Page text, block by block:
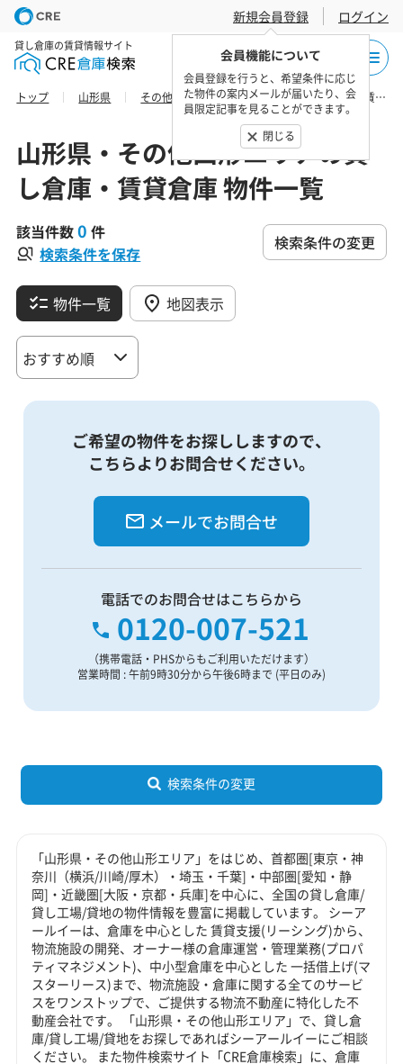
新規会員登録
会員機能について
会員登録を行うと、希望条件に応じ
た物件の案内メールが届いたり、会
員限定記事を見ることができます。
閉じる
ログイン
貸し倉庫の賃貸情報サイト
トップ 山形県 その他山形エリア 東村山郡の貸し倉庫・賃貸倉庫 物件一覧
山形県・その他山形エリアの貸
し倉庫・賃貸倉庫 物件一覧
該当件数0 件
検索条件を保存
検索条件の変更
物件一覧 地図表示
ご希望の物件をお探ししますので、
こちらよりお問合せください。
メールでお問合せ
電話でのお問合せはこちらから
0120-007-521
（携帯電話・PHSからもご利用いただけます）
営業時間 : 午前9時30分から午後6時まで (平日のみ)
検索条件の変更
「山形県・その他山形エリア」をはじめ、首都圏[東京・神
奈川（横浜/川崎/厚木）・埼玉・千葉]・中部圏[愛知・静
岡]・近畿圏[大阪・京都・兵庫]を中心に、全国の貸し倉庫/
貸し工場/貸地の物件情報を豊富に掲載しています。 シーア
ールイーは、倉庫を中心とした 賃貸支援(リーシング)から、
物流施設の開発、オーナー様の倉庫運営・管理業務(プロパ
ティマネジメント)、中小型倉庫を中心とした 一括借上げ(マ
スターリース)まで、物流施設・倉庫に関する全てのサービ
スをワンストップで、ご提供する物流不動産に特化した不
動産会社です。 「山形県・その他山形エリア」で、貸し倉
庫/貸し工場/貸地をお探しであればシーアールイーにご相談
ください。 また物件検索サイト「CRE倉庫検索」に、倉庫